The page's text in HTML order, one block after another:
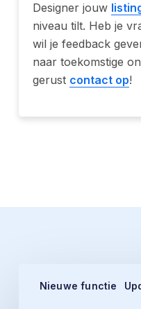
Designer jouw
niveau tilt. Heb je
wil je feedback
naar toekomstige
gerust contact op!
Nieuwe functie
preview